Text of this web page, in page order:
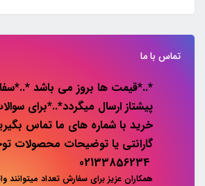
تماس با ما
*..*قیمت ها بروز می باشد
پیشتاز ارسال میگردد*..*برای
خرید با شماره های ما تماس
گارانتی یا توضیحات محصولات
همکاران عزیز برای سفارش تعداد